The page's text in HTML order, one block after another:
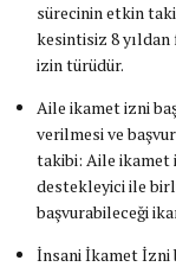
sürecinin etkin
kesintisiz 8 yıldan
izin türüdür.
Aile ikamet izni
verilmesi ve
takibi: Aile ikamet
destekleyici ile
başvurabileceği
İnsani İkamet İzni